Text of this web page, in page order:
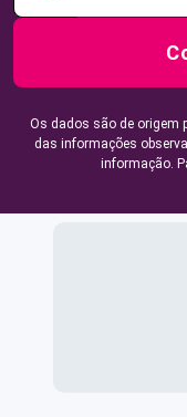
Os dados são de origem
das informações
informação.